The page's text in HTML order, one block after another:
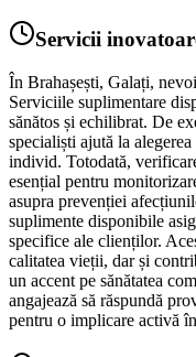
Servicii
În Brahașești, Galați,
Serviciile suplimentare
sănătos și echilibrat. De
specialiști ajută la
individ. Totodată,
esențial pentru
asupra prevenției
suplimente disponibile
specifice ale clienților.
calitatea vieții, dar și
un accent pe sănătatea
angajează să răspundă
pentru o implicare activă